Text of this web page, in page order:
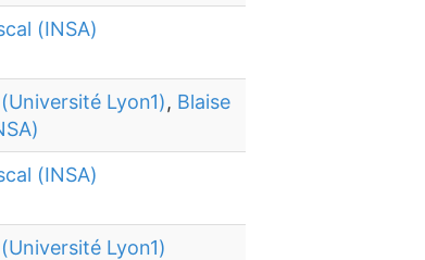
(INSA)
Lyon1), Blaise
(INSA)
Lyon1)